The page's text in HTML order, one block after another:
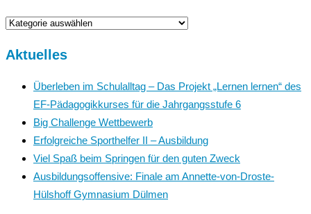
News
Aktuelles
Überleben im Schulalltag – Das Projekt „Lernen lernen“ des
EF-Pädagogikkurses für die Jahrgangsstufe 6
Big Challenge Wettbewerb
Erfolgreiche Sporthelfer II – Ausbildung
Viel Spaß beim Springen für den guten Zweck
Ausbildungsoffensive: Finale am Annette-von-Droste-
Hülshoff Gymnasium Dülmen